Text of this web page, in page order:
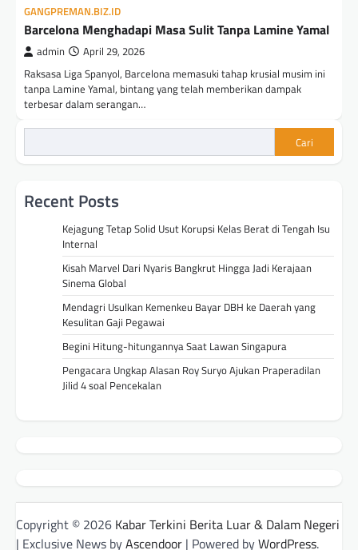
GANGPREMAN.BIZ.ID
Barcelona Menghadapi Masa Sulit Tanpa Lamine Yamal
admin April 29, 2026
Raksasa Liga Spanyol, Barcelona memasuki tahap krusial musim ini
tanpa Lamine Yamal, bintang yang telah memberikan dampak
terbesar dalam serangan…
Cari
Recent Posts
Kejagung Tetap Solid Usut Korupsi Kelas Berat di Tengah Isu
Internal
Kisah Marvel Dari Nyaris Bangkrut Hingga Jadi Kerajaan
Sinema Global
Mendagri Usulkan Kemenkeu Bayar DBH ke Daerah yang
Kesulitan Gaji Pegawai
Begini Hitung-hitungannya Saat Lawan Singapura
Pengacara Ungkap Alasan Roy Suryo Ajukan Praperadilan
Jilid 4 soal Pencekalan
Copyright © 2026 Kabar Terkini Berita Luar & Dalam Negeri
| Exclusive News byAscendoor | Powered byWordPress.